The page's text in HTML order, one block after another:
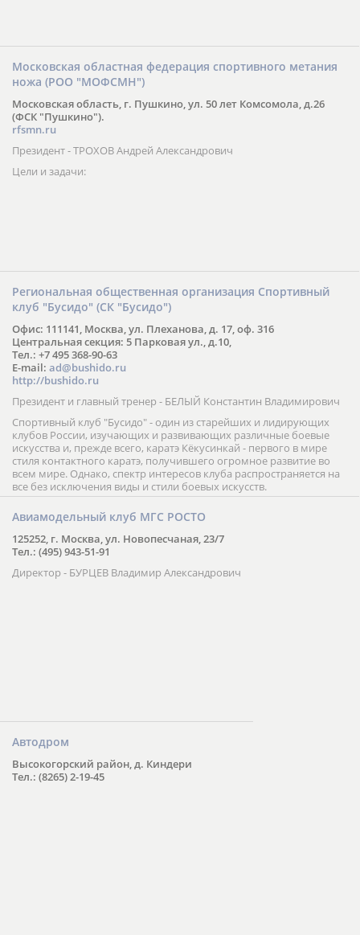
Московская областная федерация спортивного метания
ножа (РОО "МОФСМН")
Московская область, г. Пушкино, ул. 50 лет Комсомола, д.26
(ФСК "Пушкино").
rfsmn.ru
Президент - ТРОХОВ Андрей Александрович
Цели и задачи:
Региональная общественная организация Спортивный
клуб "Бусидо" (СК "Бусидо")
Офис: 111141, Москва, ул. Плеханова, д. 17, оф. 316
Центральная секция: 5 Парковая ул., д.10,
Тел.: +7 495 368-90-63
E-mail: ad@bushido.ru
http://bushido.ru
Президент и главный тренер - БЕЛЫЙ Константин Владимирович
Спортивный клуб "Бусидо" - один из старейших и лидирующих
клубов России, изучающих и развивающих различные боевые
искусства и, прежде всего, каратэ Кёкусинкай - первого в мире
стиля контактного каратэ, получившего огромное развитие во
всем мире. Однако, спектр интересов клуба распространяется на
все без исключения виды и стили боевых искусств.
Авиамодельный клуб МГС РОСТО
125252, г. Москва, ул. Новопесчаная, 23/7
Тел.: (495) 943-51-91
Директор - БУРЦЕВ Владимир Александрович
Автодром
Высокогорский район, д. Киндери
Тел.: (8265) 2-19-45